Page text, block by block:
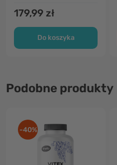
179,99 zł
Do koszyka
Podobne produkty
-40%